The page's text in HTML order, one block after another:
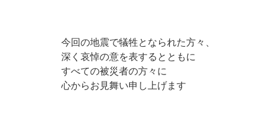
今回の地震で犠牲となられた方々、
深く哀悼の意を表するとともに
すべての被災者の方々に
心からお見舞い申し上げます